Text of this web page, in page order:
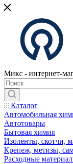
Микс - интернет-
Каталог
Автомобильная
Автотовары
Бытовая химия
Изоленты, скотчи,
Крепеж, метизы,
Расходные